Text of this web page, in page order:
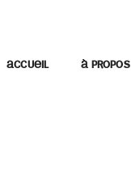
ACCUEIL À PROPOS